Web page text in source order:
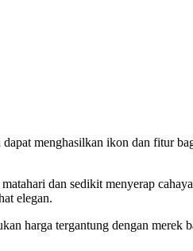
menghasilkan ikon dan fitur
dan sedikit menyerap
elegan.
harga tergantung dengan